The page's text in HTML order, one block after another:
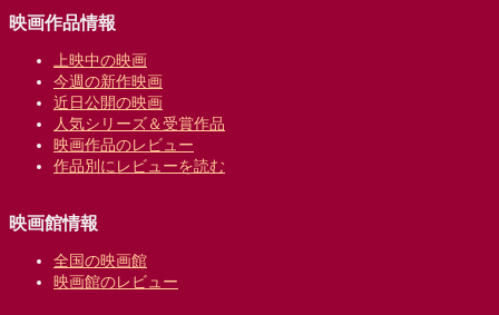
映画作品情報
上映中の映画
今週の新作映画
近日公開の映画
人気シリーズ＆受賞作品
映画作品のレビュー
作品別にレビューを読む
映画館情報
全国の映画館
映画館のレビュー